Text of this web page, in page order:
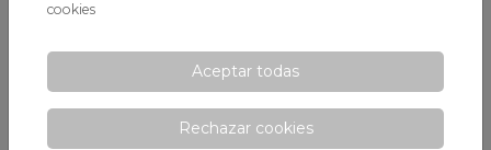
cookies
Aceptar todas
Rechazar cookies